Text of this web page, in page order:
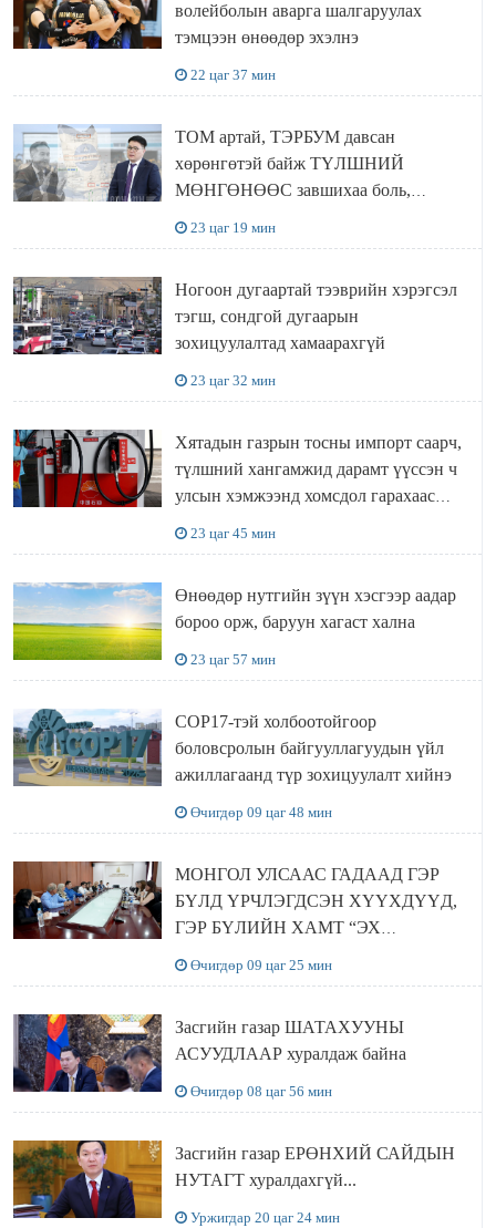
волейболын аварга шалгаруулах
тэмцээн өнөөдөр эхэлнэ
22 цаг 37 мин
ТОМ артай, ТЭРБУМ давсан
хөрөнгөтэй байж ТҮЛШНИЙ
МӨНГӨНӨӨС завшихаа боль,
23 цаг 19 мин
Ногоон дугаартай тээврийн хэрэгсэл
тэгш, сондгой дугаарын
зохицуулалтад хамаарахгүй
23 цаг 32 мин
Хятадын газрын тосны импорт саарч,
түлшний хангамжид дарамт үүссэн ч
улсын хэмжээнд хомсдол гарахаас
23 цаг 45 мин
Өнөөдөр нутгийн зүүн хэсгээр аадар
бороо орж, баруун хагаст хална
23 цаг 57 мин
COP17-тэй холбоотойгоор
боловсролын байгууллагуудын үйл
ажиллагаанд түр зохицуулалт хийнэ
Өчигдөр 09 цаг 48 мин
МОНГОЛ УЛСААС ГАДААД ГЭР
БҮЛД ҮРЧЛЭГДСЭН ХҮҮХДҮҮД,
ГЭР БҮЛИЙН ХАМТ “ЭХ
Өчигдөр 09 цаг 25 мин
Засгийн газар ШАТАХУУНЫ
АСУУДЛААР хуралдаж байна
Өчигдөр 08 цаг 56 мин
Засгийн газар ЕРӨНХИЙ САЙДЫН
НУТАГТ хуралдахгүй...
Уржигдар 20 цаг 24 мин